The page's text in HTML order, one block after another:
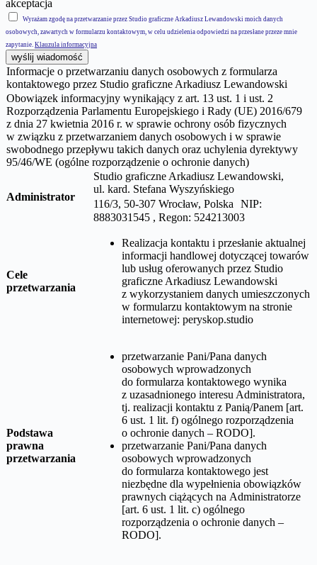
akceptacja
Wyrażam zgodę na przetwarzanie przez Studio graficzne Arkadiusz Lewandowski moich danych
osobowych, zawartych w formularzu kontaktowym, w celu udzielenia odpowiedzi na przesłane przeze mnie
zapytanie. Klauzula informacyjna
wyślij wiadomość
Informacje o przetwarzaniu danych osobowych z formularza
kontaktowego przez Studio graficzne Arkadiusz Lewandowski
Obowiązek informacyjny wynikający z art. 13 ust. 1 i ust. 2
Rozporządzenia Parlamentu Europejskiego i Rady (UE) 2016/679
z dnia 27 kwietnia 2016 r. w sprawie ochrony osób fizycznych
w związku z przetwarzaniem danych osobowych i w sprawie
swobodnego przepływu takich danych oraz uchylenia dyrektywy
95/46/WE (ogólne rozporządzenie o ochronie danych)
Administrator
Studio graficzne Arkadiusz Lewandowski,
ul. kard. Stefana Wyszyńskiego
116/3, 50-307 Wrocław, Polska NIP:
8883031545 , Regon: 524213003
Cele
przetwarzania
Realizacja kontaktu i przesłanie aktualnej
informacji handlowej dotyczącej towarów
lub usług oferowanych przez Studio
graficzne Arkadiusz Lewandowski
z wykorzystaniem danych umieszczonych
w formularzu kontaktowym na stronie
internetowej: peryskop.studio
Podstawa
prawna
przetwarzania
przetwarzanie Pani/Pana danych
osobowych wprowadzonych
do formularza kontaktowego wynika
z uzasadnionego interesu Administratora,
tj. realizacji kontaktu z Panią/Panem [art.
6 ust. 1 lit. f) ogólnego rozporządzenia
o ochronie danych – RODO].
przetwarzanie Pani/Pana danych
osobowych wprowadzonych
do formularza kontaktowego jest
niezbędne dla wypełnienia obowiązków
prawnych ciążących na Administratorze
[art. 6 ust. 1 lit. c) ogólnego
rozporządzenia o ochronie danych –
RODO].